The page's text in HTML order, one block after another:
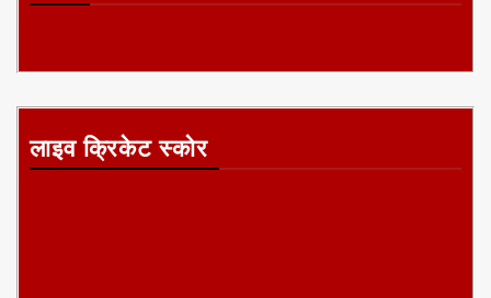
लाइव क्रिकेट स्कोर